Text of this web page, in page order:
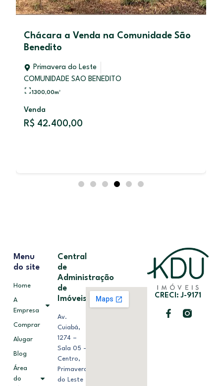
Chácara a Venda na Comunidade São
Benedito
Primavera do Leste
COMUNIDADE SAO BENEDITO
1300,00m²
Venda
R$ 42.400,00
CRECI: J-9171
Menu
do site
Home
A
Empresa
Comprar
Alugar
Blog
Área
do
Central
de
Administração
de
Imóveis
Av.
Cuiabá,
1274 –
Sala 05 –
Centro,
Primavera
do Leste